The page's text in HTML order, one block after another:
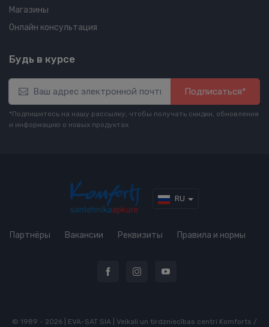
Магазины
Онлайн консультация
Будь в курсе
Подписаться*
*Подпишитесь на нашу рассылку, чтобы получать скидки, обновления
и информацию о новых продуктах
RU
Партнёры Вакансии Реквизиты Правила и нормы
© 1989 - 2026 | EVA-SAT SIA | Veikali un tirdzniecības centri Komforts /